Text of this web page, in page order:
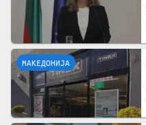
МАКЕДОНИЈА